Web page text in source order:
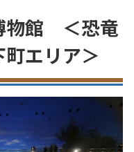
物館 ＜恐竜
エリア＞